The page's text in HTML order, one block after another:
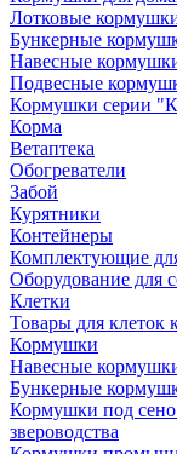
Лотковые
Бункерные
Навесные
Подвесные
Кормушки серии
Корма
Ветаптека
Обогреватели
Забой
Курятники
Контейнеры
Комплектующие
Оборудование для
Клетки
Товары для клеток
Кормушки
Навесные
Бункерные
Кормушки под сено
звероводства